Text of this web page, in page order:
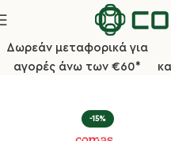
Δωρεάν μεταφορικά για
αγορές άνω των €60*
Μαχαιροπήρουνα
-15%